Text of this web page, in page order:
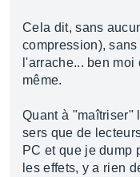
Cela dit, sans
compression),
l'arrache... ben
même.
Quant à "maîtriser"
sers que de
PC et que je dump
les effets, y a rien